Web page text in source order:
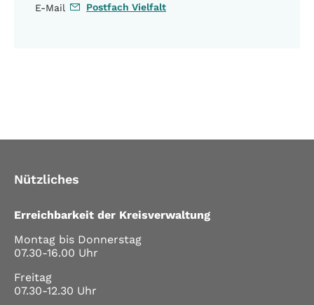
E-Mail
Postfach Vielfalt
Nützliches
Erreichbarkeit der Kreisverwaltung
Montag bis Donnerstag
07.30-16.00 Uhr
Freitag
07.30-12.30 Uhr